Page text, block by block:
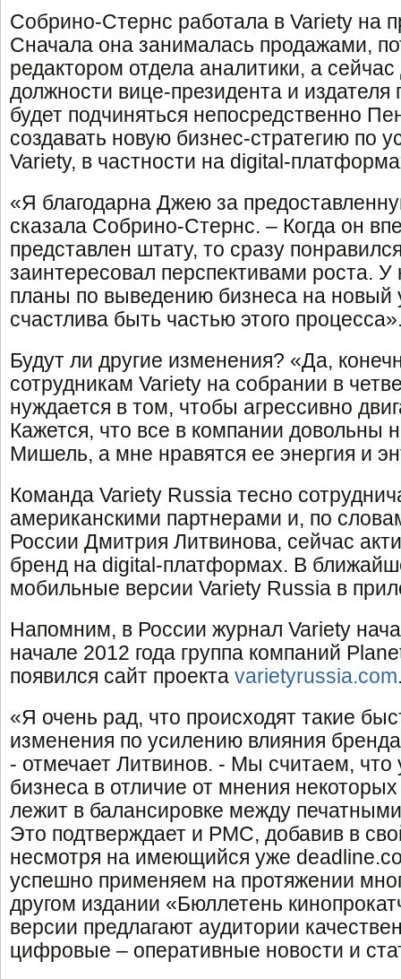
Собрино-Стернс работала в Variety на
Сначала она занималась продажами,
редактором отдела аналитики, а
должности вице-президента и
будет подчиняться непосредственно
создавать новую бизнес-стратегию по
Variety, в частности на digital-
«Я благодарна Джею за
сказала Собрино-Стернс. – Когда он
представлен штату, то сразу
заинтересовал перспективами роста. У
планы по выведению бизнеса на новый
счастлива быть частью этого
Будут ли другие изменения? «Да,
сотрудникам Variety на собрании в
нуждается в том, чтобы агрессивно
Кажется, что все в компании довольны
Мишель, а мне нравятся ее энергия и
Команда Variety Russia тесно
американскими партнерами и, по
России Дмитрия Литвинова, сейчас
бренд на digital-платформах. В
мобильные версии Variety Russia в
Напомним, в России журнал Variety
начале 2012 года группа компаний
появился сайт проекта varietyrussia.com
«Я очень рад, что происходят такие
изменения по усилению влияния
- отмечает Литвинов. - Мы считаем, что
бизнеса в отличие от мнения
лежит в балансировке между
Это подтверждает и PMC, добавив в
несмотря на имеющийся уже
успешно применяем на протяжении
другом издании «Бюллетень
версии предлагают аудитории
цифровые – оперативные новости и